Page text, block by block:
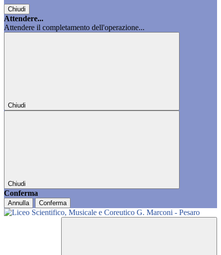
Chiudi
Attendere...
Attendere il completamento dell'operazione...
Chiudi
Chiudi
Conferma
Annulla Conferma